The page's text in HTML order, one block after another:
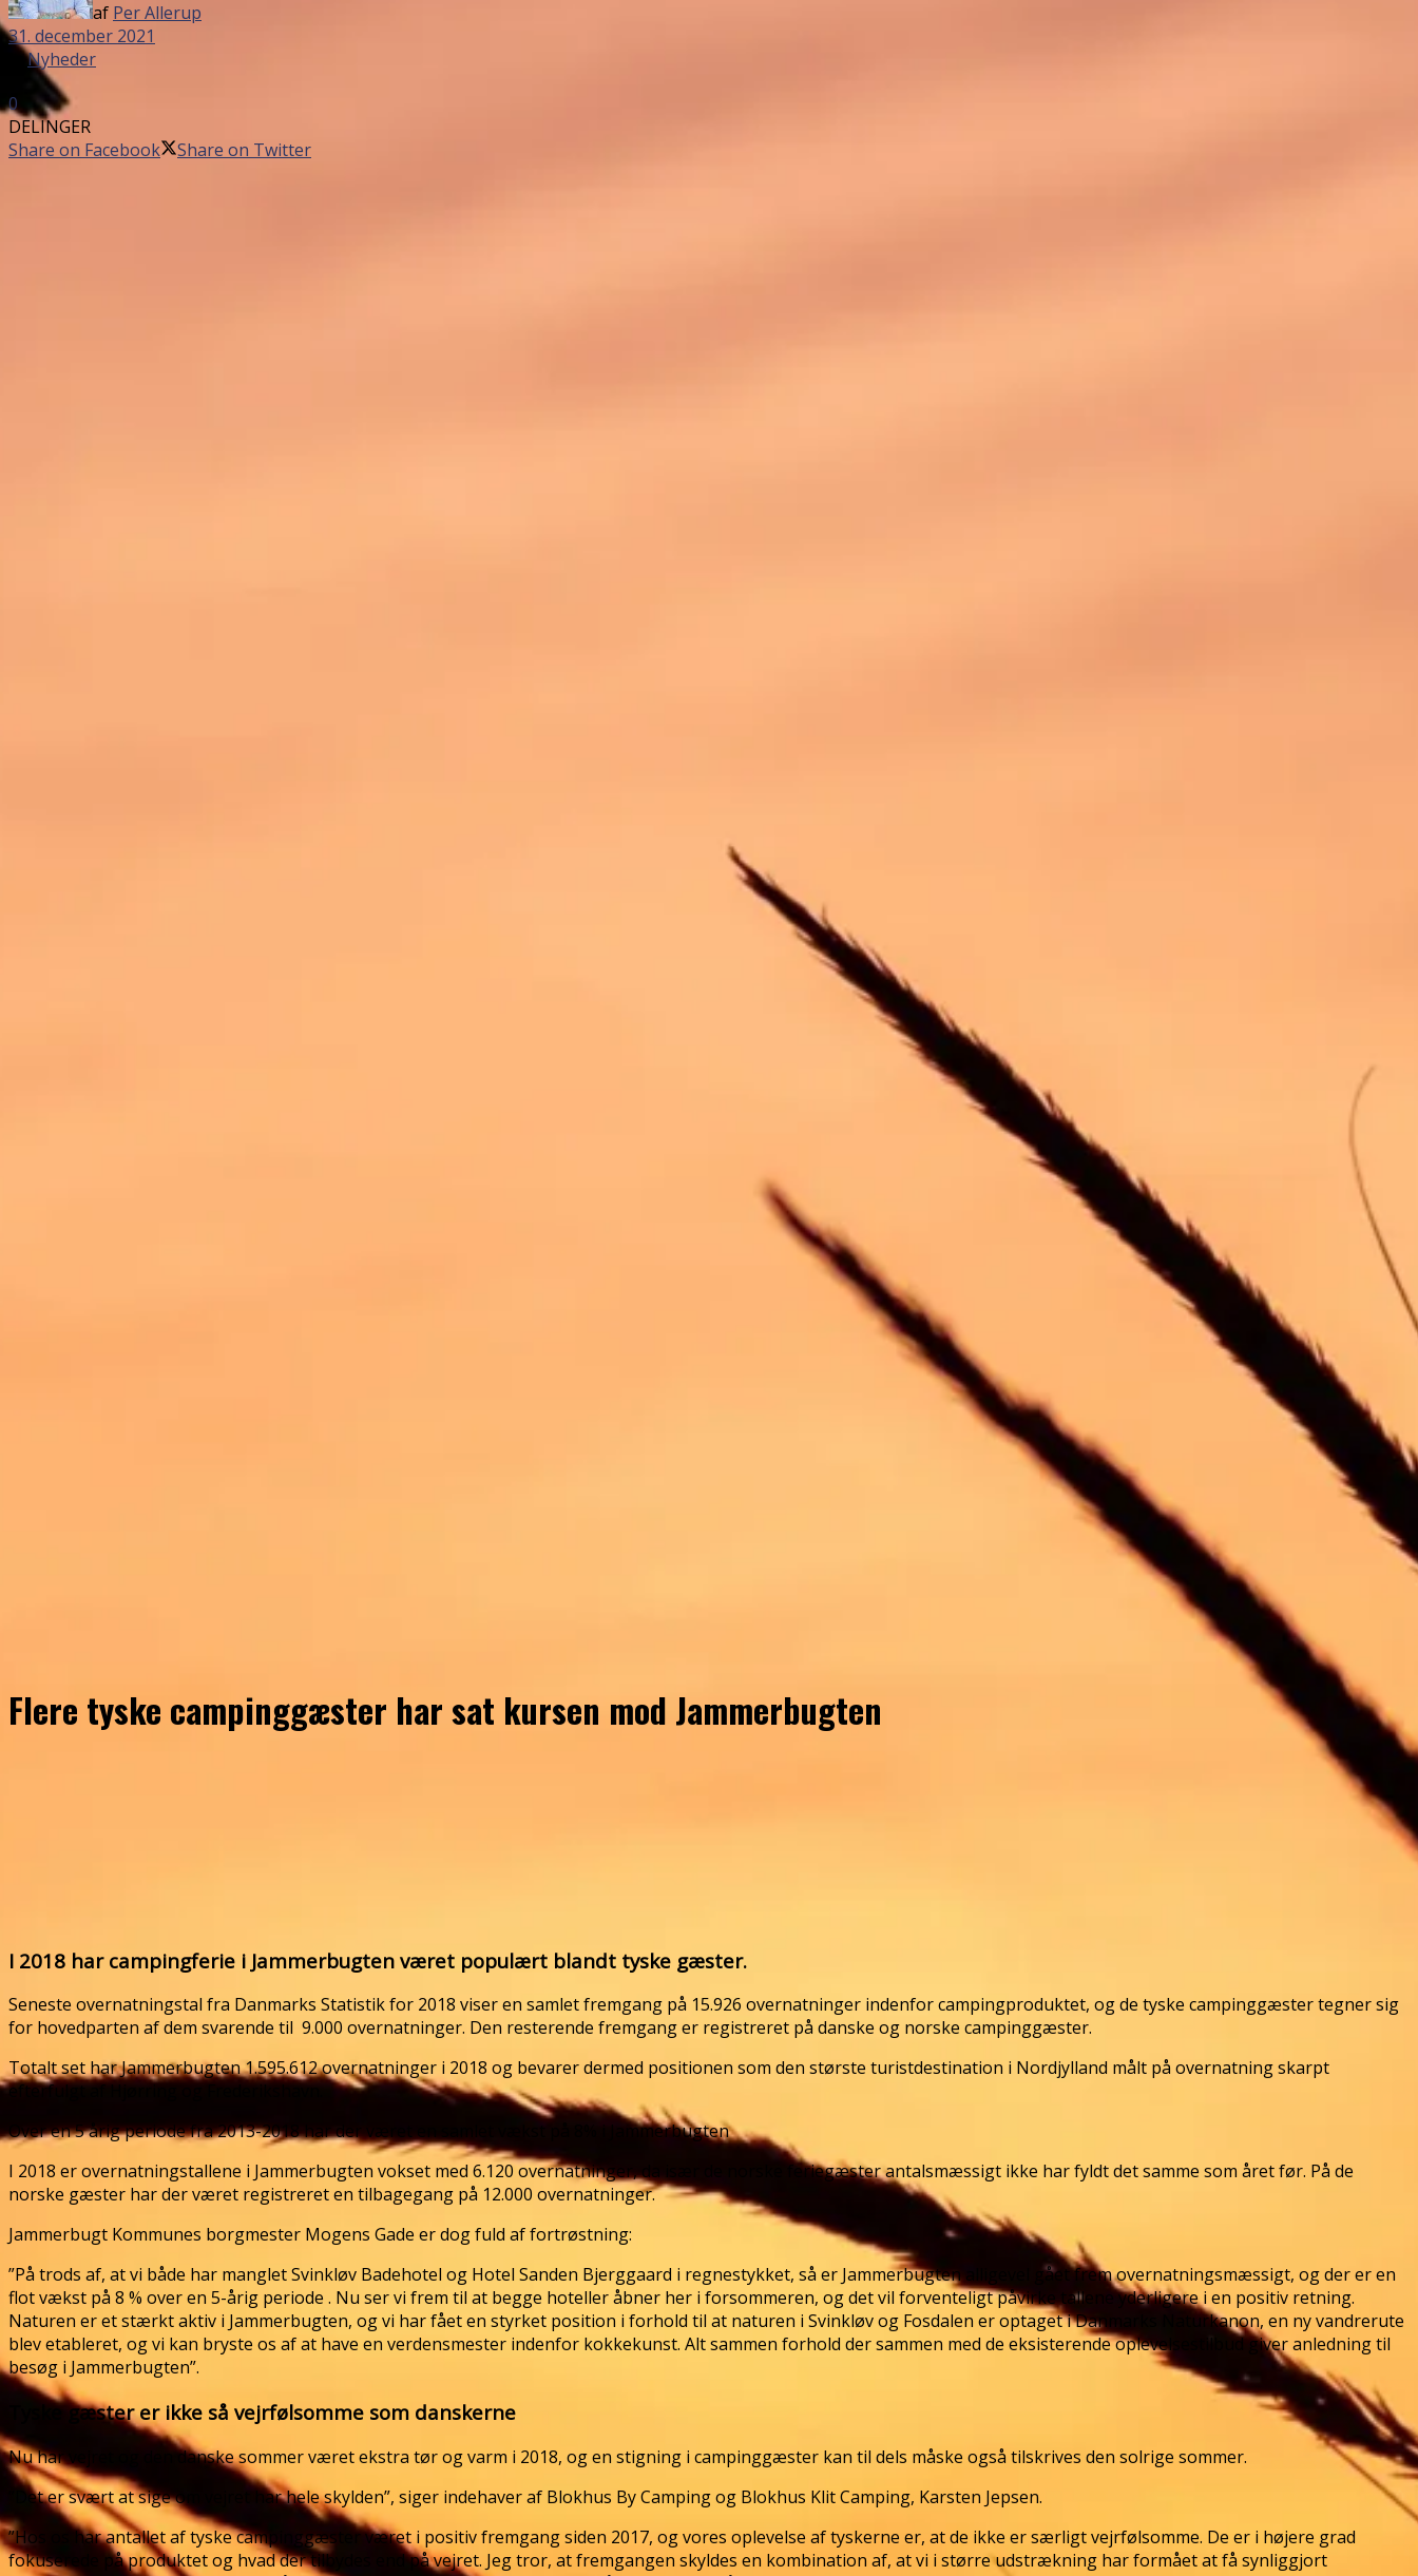
af Per Allerup
31. december 2021
inNyheder
0
DELINGER
Share on Facebook
Share on Twitter
Flere tyske campinggæster har sat kursen mod Jammerbugten
I 2018 har campingferie i Jammerbugten været populært blandt tyske gæster.
Seneste overnatningstal fra Danmarks Statistik for 2018 viser en samlet fremgang på 15.926 overnatninger indenfor campingproduktet, og de tyske campinggæster tegner sig
for hovedparten af dem svarende til 9.000 overnatninger. Den resterende fremgang er registreret på danske og norske campinggæster.
Totalt set har Jammerbugten 1.595.612 overnatninger i 2018 og bevarer dermed positionen som den største turistdestination i Nordjylland målt på overnatning skarpt
efterfulgt af Hjørring og Frederikshavn.
Over en 5 årig periode fra 2013-2018 har der været en samlet vækst på 8% i Jammerbugten
I 2018 er overnatningstallene i Jammerbugten vokset med 6.120 overnatninger, da især de norske feriegæster antalsmæssigt ikke har fyldt det samme som året før. På de
norske gæster har der været registreret en tilbagegang på 12.000 overnatninger.
Jammerbugt Kommunes borgmester Mogens Gade er dog fuld af fortrøstning:
”På trods af, at vi både har manglet Svinkløv Badehotel og Hotel Sanden Bjerggaard i regnestykket, så er Jammerbugten alligevel gået frem overnatningsmæssigt, og der er en
flot vækst på 8 % over en 5-årig periode . Nu ser vi frem til at begge hoteller åbner her i forsommeren, og det vil forventeligt påvirke tallene yderligere i en positiv retning.
Naturen er et stærkt aktiv i Jammerbugten, og vi har fået en styrket position i forhold til at naturen i Svinkløv og Fosdalen er optaget i Danmarks Naturkanon, en ny vandrerute
blev etableret, og vi kan bryste os af at have en verdensmester indenfor kokkekunst. Alt sammen forhold der sammen med de eksisterende oplevelsestilbud giver anledning til
besøg i Jammerbugten”.
Tyske gæster er ikke så vejrfølsomme som danskerne
Nu har vejret og den danske sommer været ekstra tør og varm i 2018, og en stigning i campinggæster kan til dels måske også tilskrives den solrige sommer.
”Det er svært at sige om vejret har hele skylden”, siger indehaver af Blokhus By Camping og Blokhus Klit Camping, Karsten Jepsen.
”Hos os har antallet af tyske campinggæster været i positiv fremgang siden 2017, og vores oplevelse af tyskerne er, at de ikke er særligt vejrfølsomme. De er i højere grad
fokuserede på produktet og hvad der tilbydes end på vejret. Jeg tror, at fremgangen skyldes en kombination af, at vi i større udstrækning har formået at få synliggjort